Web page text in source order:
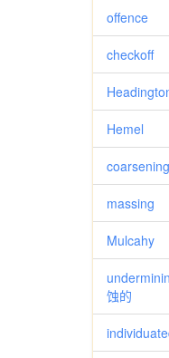
offence
checkoff
Hemel
massing
Mulcahy [
蚀的